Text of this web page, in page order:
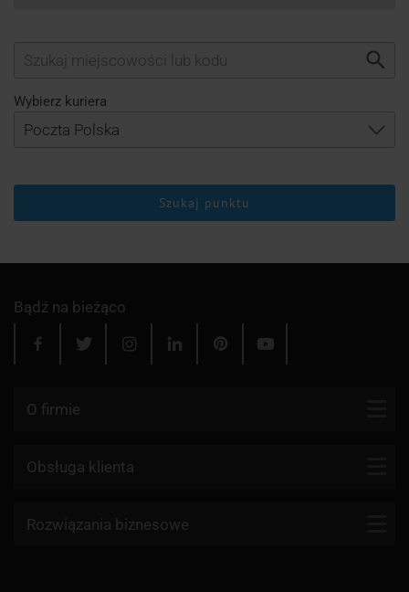
Wybierz kuriera
Szukaj punktu
Bądź na bieżąco
O firmie
Kontakt
Dlaczego my?
Obsługa klienta
Firmy kurierskie
Rozwiązania biznesowe